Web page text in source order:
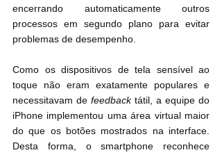
encerrando automaticamente outros
processos em segundo plano para evitar
problemas de desempenho.
Como os dispositivos de tela sensível ao
toque não eram exatamente populares e
necessitavam de feedback tátil, a equipe do
iPhone implementou uma área virtual maior
do que os botões mostrados na interface.
Desta forma, o smartphone reconhece